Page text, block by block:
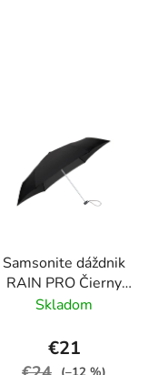
Samsonite dáždnik
RAIN PRO Čierny
skladací manuálny
Skladom
€21